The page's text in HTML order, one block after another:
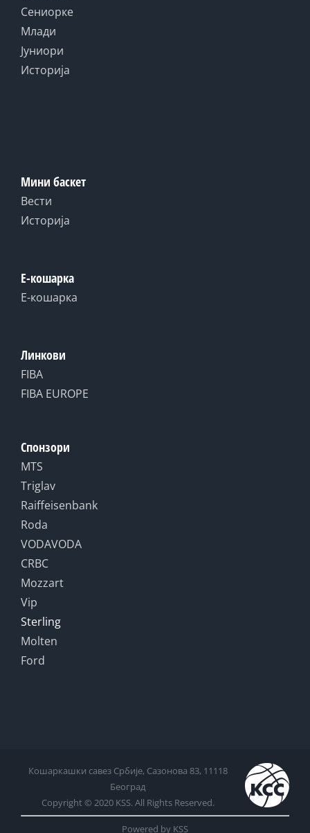
Сениорке
Млади
Јуниори
Историја
Мини баскет
Вести
Историја
Е-кошарка
Е-кошарка
Линкови
FIBA
FIBA EUROPE
Спонзори
MTS
Triglav
Raiffeisenbank
Roda
VODAVODA
CRBC
Mozzart
Vip
Sterling
Molten
Ford
Кошаркашки савез Србије, Сазонова 83, 11118
Београд
Copyright © 2020 KSS. All Rights Reserved.
Powered by KSS